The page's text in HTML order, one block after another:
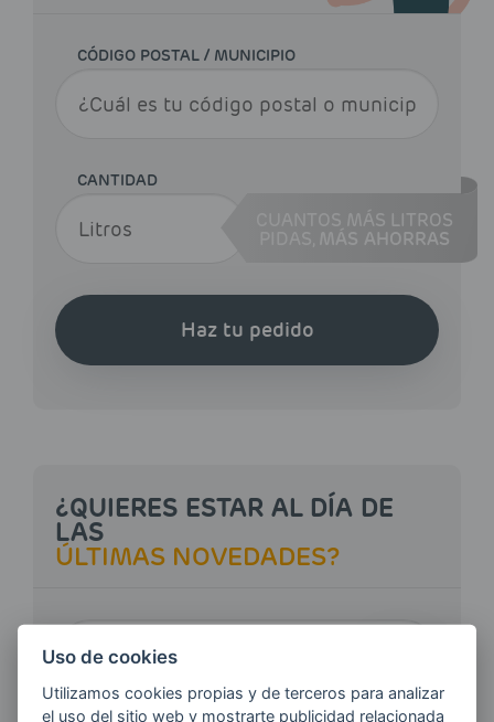
CÓDIGO POSTAL / MUNICIPIO
CANTIDAD
CUANTOS MÁS LITROS
MÁS AHORRAS
Haz tu pedido
¿QUIERES ESTAR AL DÍA DE
LAS
ÚLTIMAS NOVEDADES?
E-MAIL
Uso de cookies
Utilizamos cookies propias y de terceros para analizar
el uso del sitio web y mostrarte publicidad relacionada